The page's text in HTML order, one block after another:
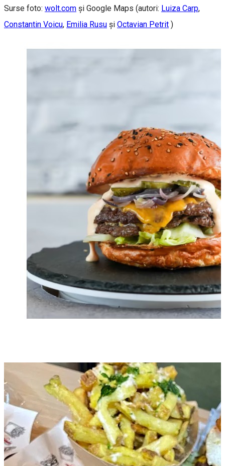
Surse foto: wolt.com și Google Maps (autori: Luiza Carp,
Constantin Voicu, Emilia Rusu și Octavian Petrit )